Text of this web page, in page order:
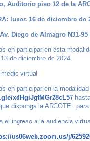
Auditorio piso 12 de la
lunes 16 de diciembre de
Av. Diego de Almagro N31-
en participar en esta
de diciembre de 2024.
virtual
en participar en la
xdHgiJgfMGr28cL57
disponga la ARCOTEL
el ingreso a la audiencia
us06web.zoom.us/j/